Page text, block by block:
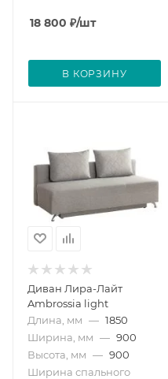
18 800 ₽/шт
В КОРЗИНУ
Диван Лира-Лайт
Ambrossia light
Длина, мм — 1850
Ширина, мм — 900
Высота, мм — 900
Ширина спального